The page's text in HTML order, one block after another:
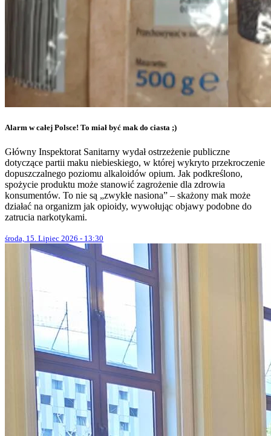
Alarm w całej Polsce! To miał być mak do ciasta ;)
Główny Inspektorat Sanitarny wydał ostrzeżenie publiczne
dotyczące partii maku niebieskiego, w której wykryto przekroczenie
dopuszczalnego poziomu alkaloidów opium. Jak podkreślono,
spożycie produktu może stanowić zagrożenie dla zdrowia
konsumentów. To nie są „zwykłe nasiona” – skażony mak może
działać na organizm jak opioidy, wywołując objawy podobne do
zatrucia narkotykami.
środa, 15. Lipiec 2026 - 13:30